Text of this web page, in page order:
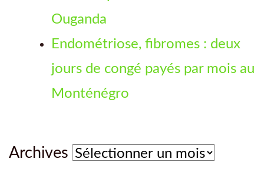
Ouganda
Endométriose, fibromes : deux
jours de congé payés par mois au
Monténégro
Archives Archives